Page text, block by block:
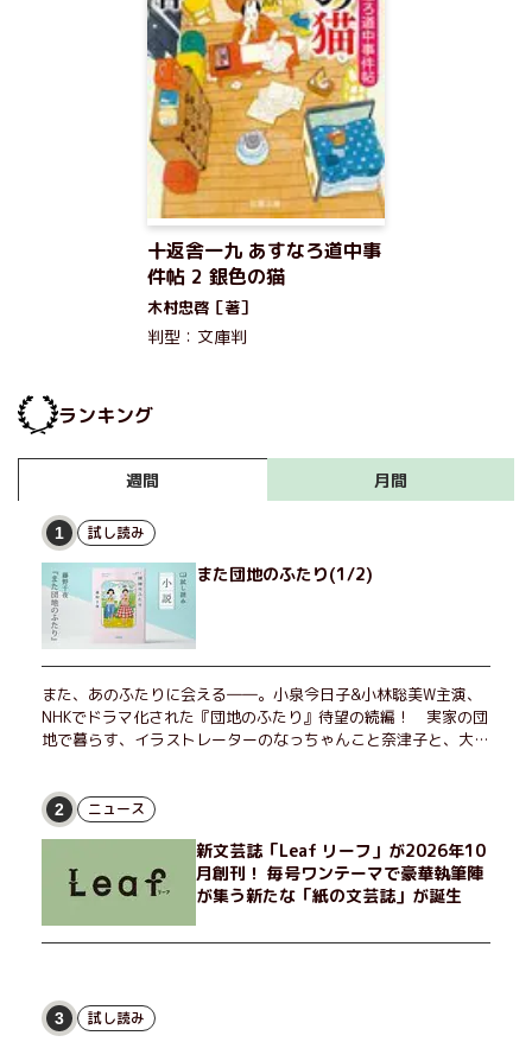
十返舎一九 あすなろ道中事
件帖 2 銀色の猫
木村忠啓［著］
判型：文庫判
ランキング
週間 月間
1 試し読み
また団地のふたり(1/2)
また、あのふたりに会える――。小泉今日子&小林聡美W主演、
NHKでドラマ化された『団地のふたり』待望の続編！ 実家の団
地で暮らす、イラストレーターのなっちゃんこと奈津子と、大学
げたり、部屋でふたりだけの「台湾映画祭」を催したり。50代
独身、幼なじみの変わらぬ友情とささやかな幸せの日々を描く。
2 ニュース
新文芸誌「Leaf リーフ」が2026年10
月創刊！ 毎号ワンテーマで豪華執筆陣
が集う新たな「紙の文芸誌」が誕生
3 試し読み